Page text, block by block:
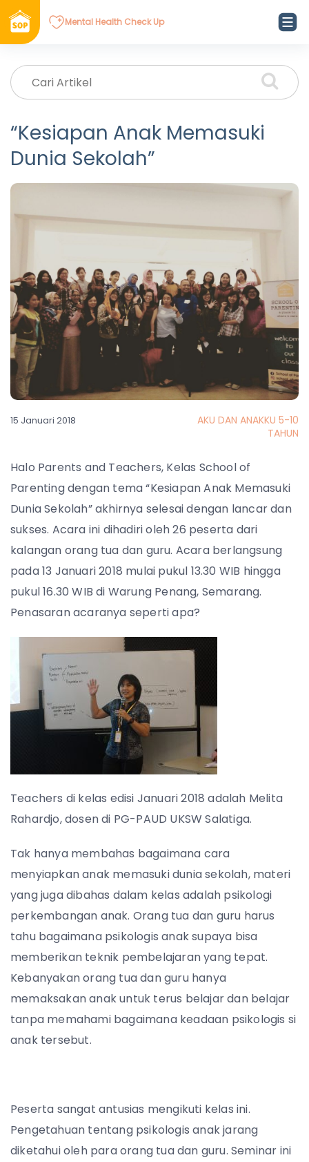
Mental Health Check Up
“Kesiapan Anak Memasuki
Dunia Sekolah”
15 Januari 2018
AKU DAN ANAKKU 5-10
TAHUN
Halo Parents and Teachers, Kelas School of
Parenting dengan tema “Kesiapan Anak Memasuki
Dunia Sekolah” akhirnya selesai dengan lancar dan
sukses. Acara ini dihadiri oleh 26 peserta dari
kalangan orang tua dan guru. Acara berlangsung
pada 13 Januari 2018 mulai pukul 13.30 WIB hingga
pukul 16.30 WIB di Warung Penang, Semarang.
Penasaran acaranya seperti apa?
Teachers di kelas edisi Januari 2018 adalah Melita
Rahardjo, dosen di PG-PAUD UKSW Salatiga.
Tak hanya membahas bagaimana cara
menyiapkan anak memasuki dunia sekolah, materi
yang juga dibahas dalam kelas adalah psikologi
perkembangan anak. Orang tua dan guru harus
tahu bagaimana psikologis anak supaya bisa
memberikan teknik pembelajaran yang tepat.
Kebanyakan orang tua dan guru hanya
memaksakan anak untuk terus belajar dan belajar
tanpa memahami bagaimana keadaan psikologis si
anak tersebut.
Peserta sangat antusias mengikuti kelas ini.
Pengetahuan tentang psikologis anak jarang
diketahui oleh para orang tua dan guru. Seminar ini